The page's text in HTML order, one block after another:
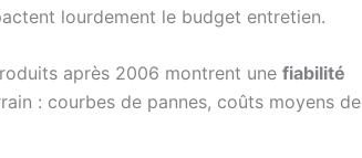
lourdement le budget entretien.
après 2006 montrent une fiabilité
: courbes de pannes, coûts moyens de